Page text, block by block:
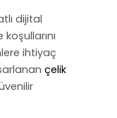
dijital
ihtiyaç
çelik